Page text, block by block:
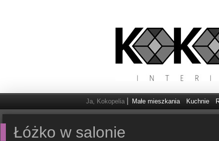
Ja, Kokopelia Małe mieszkania Kuchnie
Łóżko w salonie